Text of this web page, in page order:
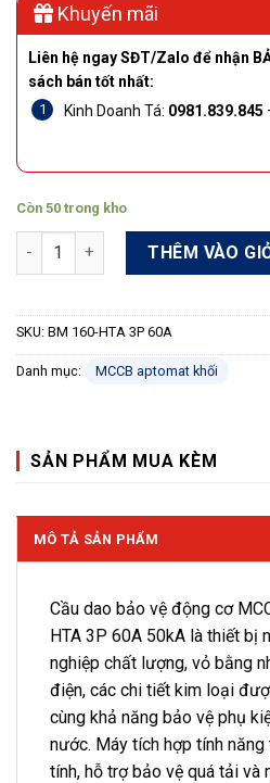
Khuyến mãi
Liên hệ ngay SĐT/Zalo để nhận
sách bán tốt nhất:
Kinh Doanh Tá: 0981.839.845
Còn 50 trong kho
Cầu dao bảo vệ động cơ MCCB
THÊM VÀO
SKU: BM 160-HTA 3P 60A
Danh mục: MCCB aptomat khối
SẢN PHẨM MUA KÈM
MÔ TẢ SẢN PHẨM
Cầu dao bảo vệ động cơ
HTA 3P 60A 50kA là thiết bị
nghiệp chất lượng, vỏ bằng
điện, các chi tiết kim loại
cùng khả năng bảo vệ phụ
nước. Máy tích hợp tính
tính, hỗ trợ bảo vệ quá tải và